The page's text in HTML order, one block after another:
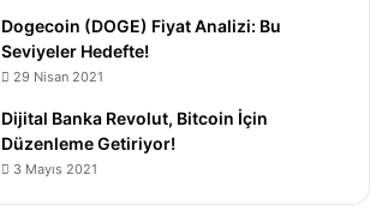
Dogecoin (DOGE) Fiyat Analizi: Bu
Seviyeler Hedefte!
29 Nisan 2021
Dijital Banka Revolut, Bitcoin İçin
Düzenleme Getiriyor!
3 Mayıs 2021